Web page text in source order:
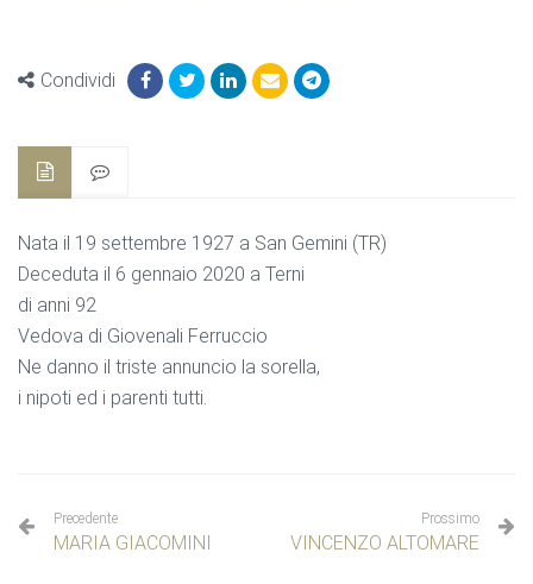
Condividi
Nata il 19 settembre 1927 a San Gemini (TR)
Deceduta il 6 gennaio 2020 a Terni
di anni 92
Vedova di Giovenali Ferruccio
Ne danno il triste annuncio la sorella,
i nipoti ed i parenti tutti.
Precedente
MARIA GIACOMINI
Prossimo
VINCENZO ALTOMARE